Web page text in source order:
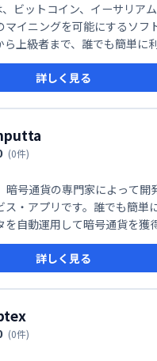
ビットコイン、イーサリア
マイニングを可能にするソフ
ら上級者まで、誰でも簡単に
に対応しています。効率的な
増やすお手伝いをします。
詳しく見る
(0件)
号通貨の専門家によって開
ス・アプリです。誰でも簡単
を自動運用して暗号通貨を獲
やスキルは不要で、誰でもデ
ンスが手に入ります。
の世界へ足を踏み入れましょ
詳しく見る
(0件)